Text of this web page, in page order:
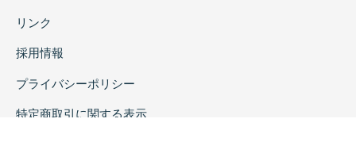
リンク
採用情報
プライバシーポリシー
特定商取引に関する表示